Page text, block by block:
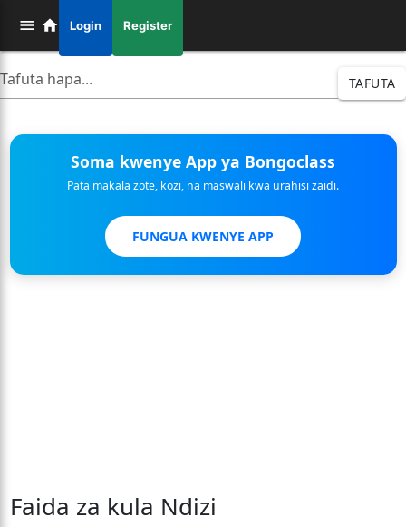
Login Register
TAFUTA
Soma kwenye App ya Bongoclass
Pata makala zote, kozi, na maswali kwa urahisi zaidi.
FUNGUA KWENYE APP
Faida za kula Ndizi